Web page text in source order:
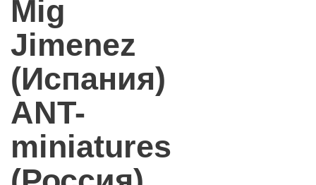
Mig
Jimenez
(Испания)
ANT-
miniatures